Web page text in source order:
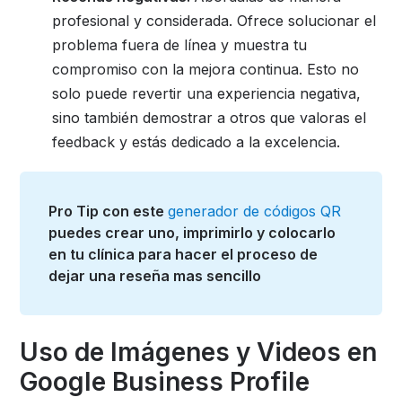
profesional y considerada. Ofrece solucionar el
problema fuera de línea y muestra tu
compromiso con la mejora continua. Esto no
solo puede revertir una experiencia negativa,
sino también demostrar a otros que valoras el
feedback y estás dedicado a la excelencia.
Pro Tip con estegenerador de códigos QR
puedes crear uno, imprimirlo y colocarlo
en tu clínica para hacer el proceso de
dejar una reseña mas sencillo
Uso de Imágenes y Videos en
Google Business Profile